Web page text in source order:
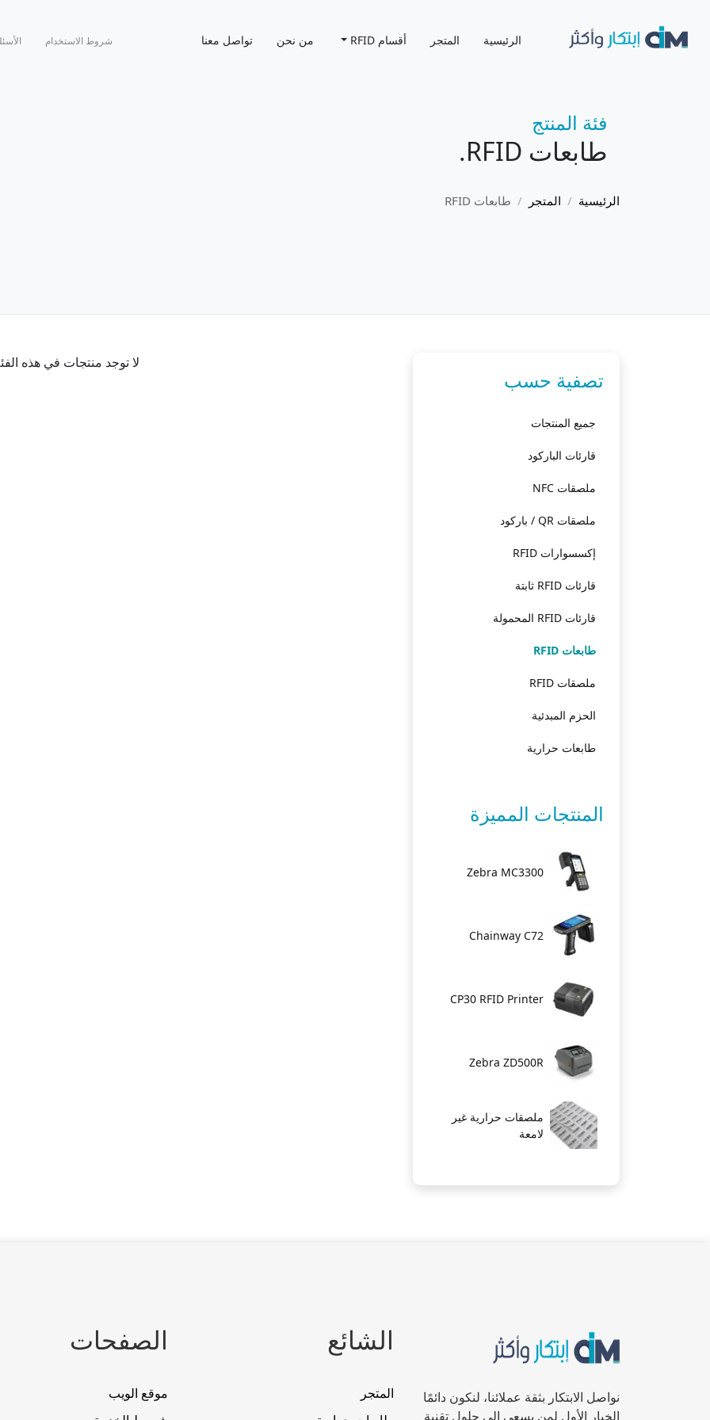
الرئيسية المتجر أقسام RFID من نحن تواصل معنا شروط الاستخدام
فئة المنتج
طابعات RFID .
الرئيسية المتجر طابعات RFID
تصفية حسب
جميع المنتجات
قارئات الباركود
ملصقات NFC
ملصقات QR / باركود
إكسسوارات RFID
قارئات RFID ثابتة
قارئات RFID المحمولة
طابعات RFID
ملصقات RFID
الحزم المبدئية
طابعات حرارية
المنتجات المميزة
Zebra MC3300
Chainway C72
CP30 RFID Printer
Zebra ZD500R
ملصقات حرارية غير
لامعة
لا توجد منتجات في هذه
نواصل الابتكار بثقة عملائنا، لنكون دائمًا
الخيار الأول لمن يسعى إلى حلول تقنية
الشائع
المتجر
الصفحات
موقع الويب